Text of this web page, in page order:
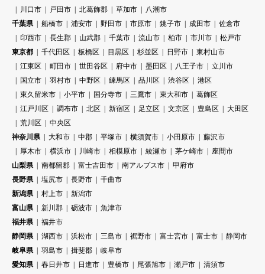
川口市
戸田市 北葛飾郡 草加市
八潮市
千葉県
船橋市 浦安市 野田市 市原市 銚子市 成田市
佐倉市
印西市
長生郡 山武郡 千葉市 流山市 柏市 市川市
松戸市
東京都
千代田区 板橋区 目黒区 杉並区 日野市
東村山市
江東区
町田市 世田谷区 府中市 墨田区 八王子市
立川市
国立市
羽村市 中野区 練馬区 品川区 渋谷区
港区
東久留米市
小平市 国分寺市 三鷹市 東大和市
葛飾区
江戸川区
調布市 北区 新宿区 足立区 文京区 豊島区
大田区
荒川区
中央区
神奈川県
大和市 中郡 平塚市 横須賀市 小田原市
藤沢市
厚木市
横浜市 川崎市 相模原市 綾瀬市 茅ケ崎市
座間市
山梨県
南都留郡 富士吉田市 南アルプス市
甲府市
長野県
塩尻市 長野市
千曲市
新潟県
村上市
新潟市
富山県
新川郡 砺波市
魚津市
福井県
福井市
静岡県
湖西市 浜松市 三島市 裾野市 富士宮市 富士市
静岡市
岐阜県
羽島市 揖斐郡
岐阜市
愛知県
春日井市 日進市 豊橋市 尾張旭市 瀬戸市
清須市